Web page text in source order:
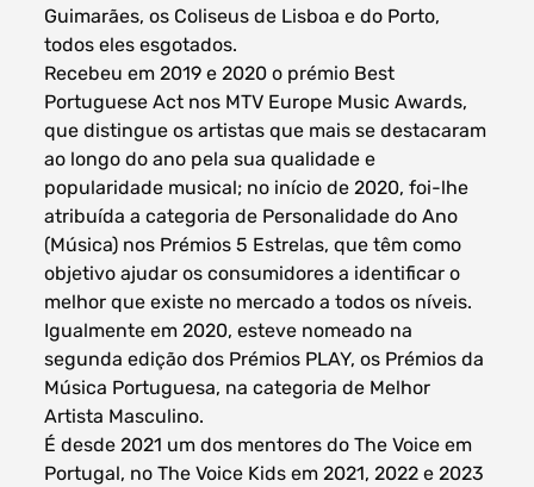
Guimarães, os Coliseus de Lisboa e do Porto,
todos eles esgotados.
Recebeu em 2019 e 2020 o prémio Best
Portuguese Act nos MTV Europe Music Awards,
que distingue os artistas que mais se destacaram
ao longo do ano pela sua qualidade e
popularidade musical; no início de 2020, foi-lhe
atribuída a categoria de Personalidade do Ano
(Música) nos Prémios 5 Estrelas, que têm como
objetivo ajudar os consumidores a identificar o
melhor que existe no mercado a todos os níveis.
Igualmente em 2020, esteve nomeado na
segunda edição dos Prémios PLAY, os Prémios da
Música Portuguesa, na categoria de Melhor
Artista Masculino.
É desde 2021 um dos mentores do The Voice em
Portugal, no The Voice Kids em 2021, 2022 e 2023